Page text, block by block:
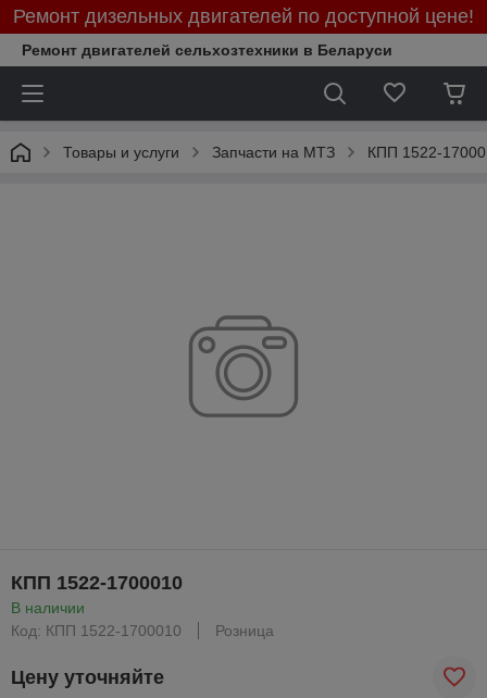
Ремонт дизельных двигателей по доступной цене!
Ремонт двигателей сельхозтехники в Беларуси
Товары и услуги Запчасти на МТЗ КПП 1522-
КПП 1522-1700010
В наличии
Код: КПП 1522-1700010
Розница
Цену уточняйте